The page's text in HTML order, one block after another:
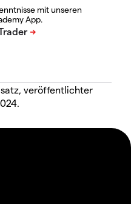
mit unseren
App.
veröffentlichter